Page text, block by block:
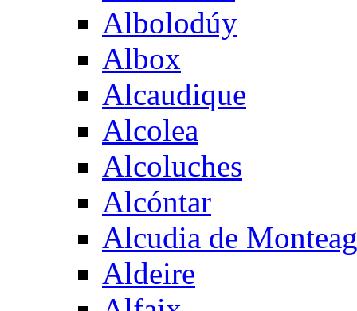
Albolodúy
Albox
Alcaudique
Alcolea
Alcoluches
Alcóntar
Alcudia de
Aldeire